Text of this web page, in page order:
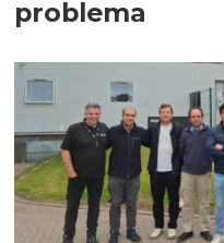
problema